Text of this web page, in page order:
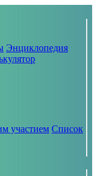
Энциклопедия
участием Список